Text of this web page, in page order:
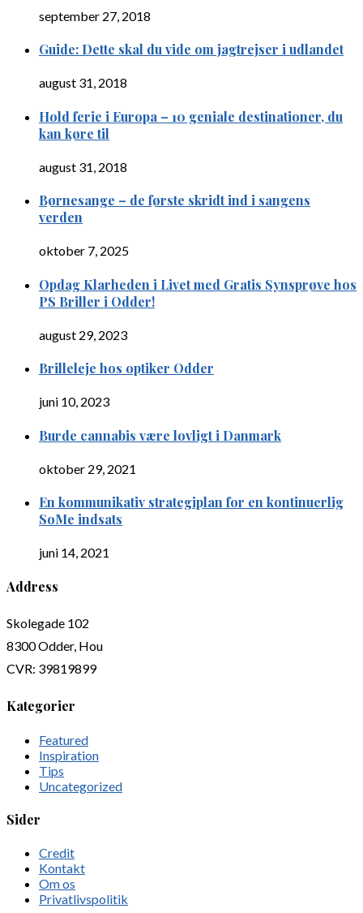
september 27, 2018
Guide: Dette skal du vide om jagtrejser i udlandet
august 31, 2018
Hold ferie i Europa – 10 geniale destinationer, du
kan køre til
august 31, 2018
Børnesange – de første skridt ind i sangens
verden
oktober 7, 2025
Opdag Klarheden i Livet med Gratis Synsprøve hos
PS Briller i Odder!
august 29, 2023
Brilleleje hos optiker Odder
juni 10, 2023
Burde cannabis være lovligt i Danmark
oktober 29, 2021
En kommunikativ strategiplan for en kontinuerlig
SoMe indsats
juni 14, 2021
Address
Skolegade 102
8300 Odder, Hou
CVR: 39819899
Kategorier
Featured
Inspiration
Tips
Uncategorized
Sider
Credit
Kontakt
Om os
Privatlivspolitik